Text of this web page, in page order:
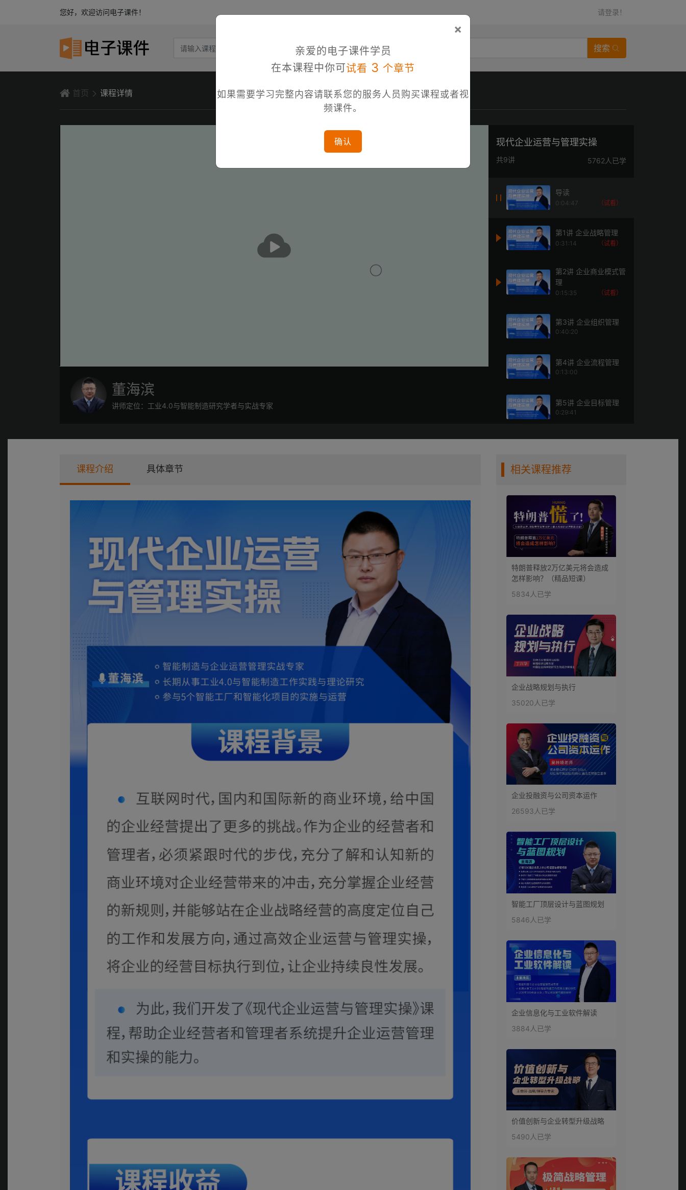
您好，欢迎访问电子课件！ 请登录！
搜索
首页 课程详情
放
董海滨
讲师定位：工业4.0与智能制造研究学者与实战专家
现代企业运营与管理实操
共9讲 5762人已学
导读
0:04:47 （试看）
第1讲 企业战略管理
0:31:14 （试看）
第2讲 企业商业模式管
理
0:15:35 （试看）
第3讲 企业组织管理
0:40:20
第4讲 企业流程管理
0:13:00
第5讲 企业目标管理
0:29:41
第8讲 企业信息系统
课程介绍 具体章节 相关课程推荐
特朗普释放2万亿美元将会造成
怎样影响？（精品短课）
5834人已学
企业战略规划与执行
35020人已学
企业投融资与公司资本运作
26593人已学
智能工厂顶层设计与蓝图规划
5846人已学
企业信息化与工业软件解读
3884人已学
价值创新与企业转型升级战略
5490人已学
×
亲爱的电子课件学员
在本课程中你可试看 3 个章节
如果需要学习完整内容请联系您的服务人员购买课程或者视
频课件。
确认